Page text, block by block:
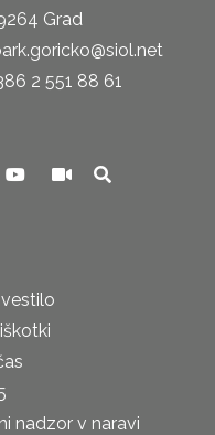
Grad
2 551 88 61
nadzor v naravi